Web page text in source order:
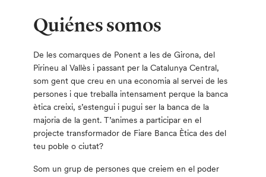
Quiénes somos
De les comarques de Ponent a les de Girona, del
Pirineu al Vallès i passant per la Catalunya Central,
som gent que creu en una economia al servei de les
persones i que treballa intensament perque la banca
ètica creixi, s’estengui i pugui ser la banca de la
majoria de la gent. T’animes a participar en el
projecte transformador de Fiare Banca Ètica des del
teu poble o ciutat?
Som un grup de persones que creiem en el poder